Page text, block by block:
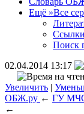
Ещё »Все
Ссылки
Поиск
02.04.2014 13:17
Увеличить |
ОБЖ.ру ← ГУ
←